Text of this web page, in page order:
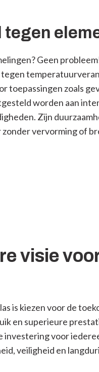
tegen
Geen
toepassingen zoals
worden aan
Zijn
zonder vervorming of
visie
is kiezen voor de
en superieure
investering voor
veiligheid en